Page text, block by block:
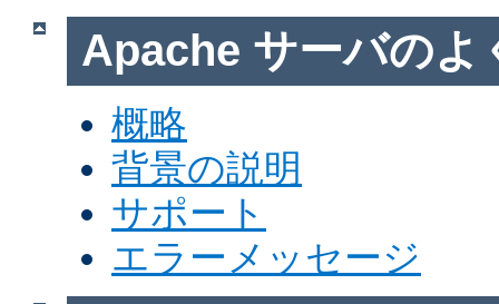
Apache サーバのよ
概略
背景の説明
サポート
エラーメッセージ